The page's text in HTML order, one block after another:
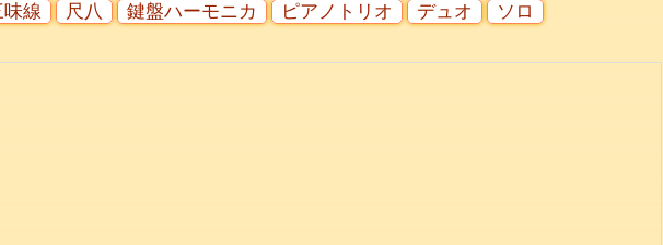
味線 尺八 鍵盤ハーモニカ ピアノトリオ デュオ
ソロ